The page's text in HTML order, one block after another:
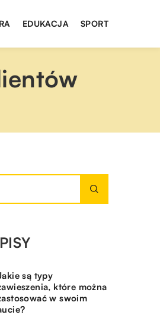
EDUKACJA SPORT
są typy
które można
w swoim